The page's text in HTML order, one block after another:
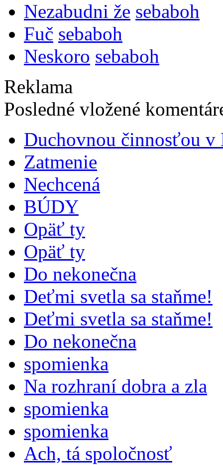
Nezabudni že sebaboh
Fuč sebaboh
Neskoro sebaboh
Reklama
Posledné vložené
Duchovnou činnosťou
Zatmenie
Nechcená
BÚDY
Opäť ty
Opäť ty
Do nekonečna
Deťmi svetla sa staňme!
Deťmi svetla sa staňme!
Do nekonečna
spomienka
Na rozhraní dobra a zla
spomienka
spomienka
Ach, tá spoločnosť